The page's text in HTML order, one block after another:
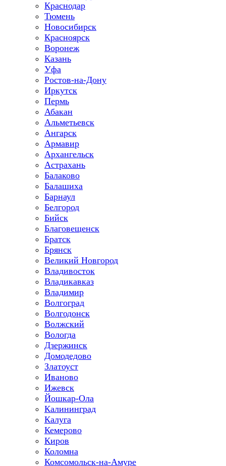
Краснодар
Тюмень
Новосибирск
Красноярск
Воронеж
Казань
Уфа
Ростов-на-Дону
Иркутск
Пермь
Абакан
Альметьевск
Ангарск
Армавир
Архангельск
Астрахань
Балаково
Балашиха
Барнаул
Белгород
Бийск
Благовещенск
Братск
Брянск
Великий Новгород
Владивосток
Владикавказ
Владимир
Волгоград
Волгодонск
Волжский
Вологда
Дзержинск
Домодедово
Златоуст
Иваново
Ижевск
Йошкар-Ола
Калининград
Калуга
Кемерово
Киров
Коломна
Комсомольск-на-Амуре